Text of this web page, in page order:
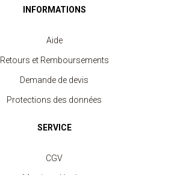
INFORMATIONS
Aide
Retours et Remboursements
Demande de devis
Protections des données
SERVICE
CGV